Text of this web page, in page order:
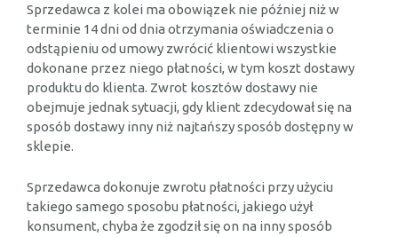
Sprzedawca z kolei ma obowiązek nie później niż w
terminie 14 dni od dnia otrzymania oświadczenia o
odstąpieniu od umowy zwrócić klientowi wszystkie
dokonane przez niego płatności, w tym koszt dostawy
produktu do klienta. Zwrot kosztów dostawy nie
obejmuje jednak sytuacji, gdy klient zdecydował się na
sposób dostawy inny niż najtańszy sposób dostępny w
sklepie.
Sprzedawca dokonuje zwrotu płatności przy użyciu
takiego samego sposobu płatności, jakiego użył
konsument, chyba że zgodził się on na inny sposób